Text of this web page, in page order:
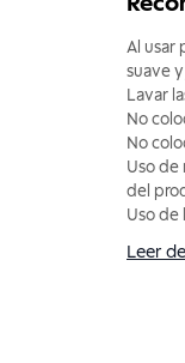
Al usar
suave
Lavar
No
No
Uso de
del
Uso de
Leer